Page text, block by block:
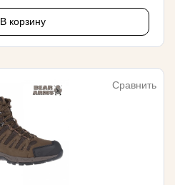
В корзину
Сравнить